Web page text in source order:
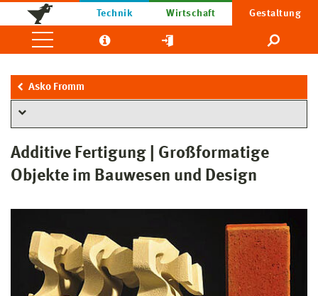
Technik Wirtschaft Gestaltung
Asko Fromm
Additive Fertigung | Großformatige
Objekte im Bauwesen und Design